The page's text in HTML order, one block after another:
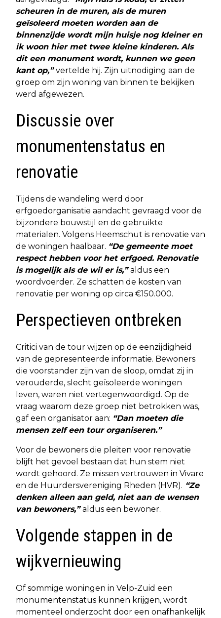
scheuren in de muren, als de muren
geïsoleerd moeten worden aan de
binnenzijde wordt mijn huisje nog kleiner en
ik woon hier met twee kleine kinderen. Als
dit een monument wordt, kunnen we geen
kant op,”vertelde hij. Zijn uitnodiging aan de
groep om zijn woning van binnen te bekijken
werd afgewezen.
Discussie over
monumentenstatus en
renovatie
Tijdens de wandeling werd door
erfgoedorganisatie aandacht gevraagd voor de
bijzondere bouwstijl en de gebruikte
materialen. Volgens Heemschut is renovatie van
de woningen haalbaar. “De gemeente moet
respect hebben voor het erfgoed. Renovatie
is mogelijk als de wil er is,”aldus een
woordvoerder. Ze schatten de kosten van
renovatie per woning op circa €150.000.
Perspectieven ontbreken
Critici van de tour wijzen op de eenzijdigheid
van de gepresenteerde informatie. Bewoners
die voorstander zijn van de sloop, omdat zij in
verouderde, slecht geïsoleerde woningen
leven, waren niet vertegenwoordigd. Op de
vraag waarom deze groep niet betrokken was,
gaf een organisator aan: “Dan moeten die
mensen zelf een tour organiseren.”
Voor de bewoners die pleiten voor renovatie
blijft het gevoel bestaan dat hun stem niet
wordt gehoord. Ze missen vertrouwen in Vivare
en de Huurdersvereniging Rheden (HVR). “Ze
denken alleen aan geld, niet aan de wensen
van bewoners,”aldus een bewoner.
Volgende stappen in de
wijkvernieuwing
Of sommige woningen in Velp-Zuid een
monumentenstatus kunnen krijgen, wordt
momenteel onderzocht door een onafhankelijk